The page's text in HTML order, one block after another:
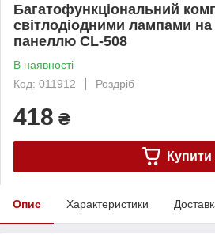
Багатофункціональний
світлодіодними лампами
панеллю CL-508
В наявності
Код: 011912
Роздріб
418 ₴
Купити
Опис Характеристики